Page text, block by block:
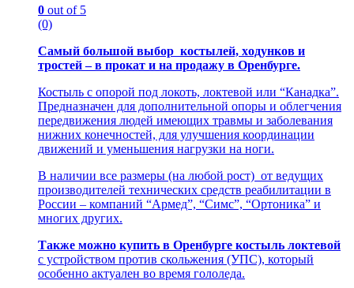
0 out of 5
(0)
Cамый большой выбор кoстылeй, xoдункoв и
троcтeй – в прокат и на продажу в Оренбурге.
Костыль с опорой под локоть, локтевой или “Канадка”.
Предназначен для дополнительной опоры и облегчения
передвижения людей имеющих травмы и заболевания
нижних конечностей, для улучшения координации
движений и уменьшения нагрузки на ноги.
В наличии все размеры (на любой рост) от ведущих
производителей технических средств реабилитации в
России – компаний “Армед”, “Симс”, “Ортоника” и
многих других.
Также можно купить в Оренбурге костыль локтевой
с устройством против скольжения (УПС), который
особенно актуален во время гололеда.